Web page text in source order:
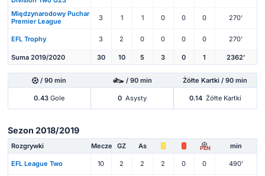
Międzynarodowy Puchar
Premier League
3 1 1 0 0 0 270'
EFL Trophy 3 2 0 0 0 0 270'
Suma 2019/2020 30 10 5 3 0 1 2362'
/ 90 min / 90 min Żółte Kartki / 90 min
0.43 Gole 0 Asysty 0.14 Żółte Kartki
Sezon 2018/2019
Rozgrywki Mecze GZ As PEN min
EFL League Two 10 2 2 2 0 0 490'